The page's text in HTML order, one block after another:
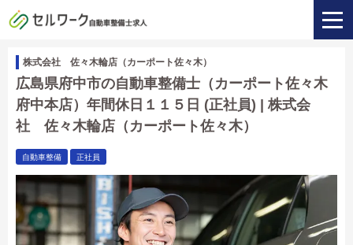
株式会社 佐々木輪店（カーポート佐々木）
広島県府中市の自動車整備士（カーポート佐々木
府中本店）年間休日１１５日 (正社員) | 株式会
社 佐々木輪店（カーポート佐々木）
自動車整備 正社員